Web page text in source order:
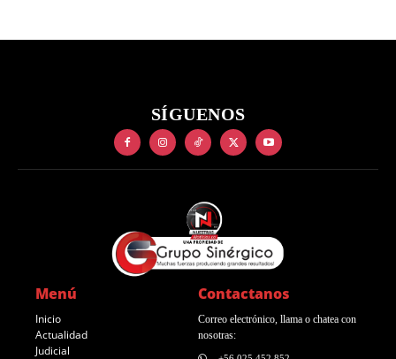
SÍGUENOS
Menú
Inicio
Actualidad
Judicial
Contactanos
Correo electrónico, llama o chatea con
nosotras: